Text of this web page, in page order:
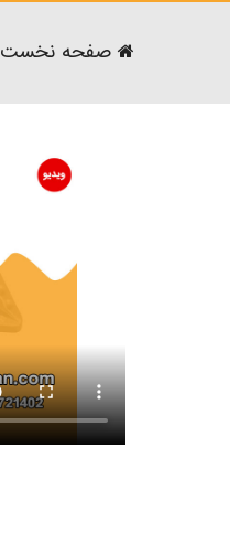
صفحه نخست